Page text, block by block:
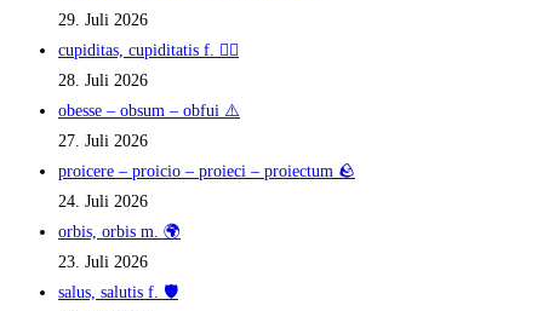
29. Juli 2026
cupiditas, cupiditatis f. ❤️‍🔥
28. Juli 2026
obesse – obsum – obfui ⚠️
27. Juli 2026
proicere – proicio – proieci – proiectum 🪨
24. Juli 2026
orbis, orbis m. 🌍
23. Juli 2026
salus, salutis f. 🛡️